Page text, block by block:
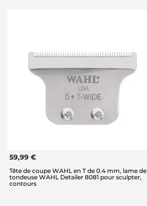
59,99 €
Tête de coupe WAHL en T de 0.4 mm, lame de
tondeuse WAHL Detailer 8081 pour sculpter,
contours